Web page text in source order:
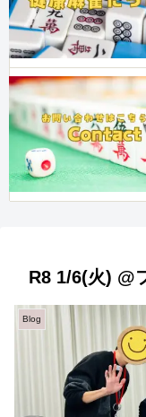
R8 1/6(火) @
Blog